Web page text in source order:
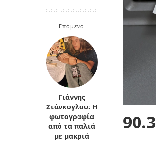
Κρήτη
Κυκλάδες
Πελοπόννησος
Πελοπόννησος
Επόμενο
Γιάννης
Στάνκογλου: Η
φωτογραφία
από τα παλιά
με μακριά